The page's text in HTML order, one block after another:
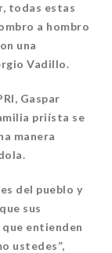
todas estas
a hombro
una
Vadillo.
Gaspar
priísta se
manera
del pueblo y
sus
entienden
ustedes”,